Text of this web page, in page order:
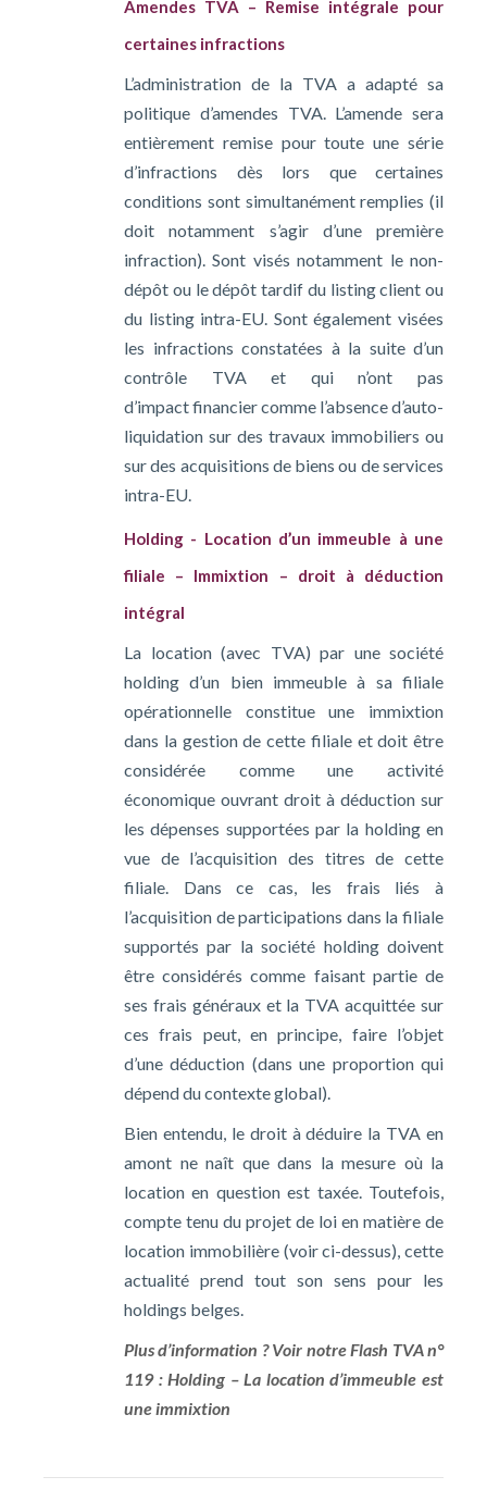
Amendes TVA – Remise intégrale pour
certaines infractions
L’administration de la TVA a adapté sa
politique d’amendes TVA. L’amende sera
entièrement remise pour toute une série
d’infractions dès lors que certaines
conditions sont simultanément remplies (il
doit notamment s’agir d’une première
infraction). Sont visés notamment le non-
dépôt ou le dépôt tardif du listing client ou
du listing intra-EU. Sont également visées
les infractions constatées à la suite d’un
contrôle TVA et qui n’ont pas
d’impact financier comme l’absence d’auto-
liquidation sur des travaux immobiliers ou
sur des acquisitions de biens ou de services
intra-EU.
Holding - Location d’un immeuble à une
filiale – Immixtion – droit à déduction
intégral
La location (avec TVA) par une société
holding d’un bien immeuble à sa filiale
opérationnelle constitue une immixtion
dans la gestion de cette filiale et doit être
considérée comme une activité
économique ouvrant droit à déduction sur
les dépenses supportées par la holding en
vue de l’acquisition des titres de cette
filiale. Dans ce cas, les frais liés à
l’acquisition de participations dans la filiale
supportés par la société holding doivent
être considérés comme faisant partie de
ses frais généraux et la TVA acquittée sur
ces frais peut, en principe, faire l’objet
d’une déduction (dans une proportion qui
dépend du contexte global).
Bien entendu, le droit à déduire la TVA en
amont ne naît que dans la mesure où la
location en question est taxée. Toutefois,
compte tenu du projet de loi en matière de
location immobilière (voir ci-dessus), cette
actualité prend tout son sens pour les
holdings belges.
Plus d’information ? Voir notre Flash TVA n°
119 : Holding – La location d’immeuble est
une immixtion